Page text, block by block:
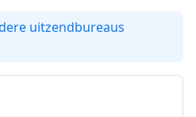
uitzendbureaus